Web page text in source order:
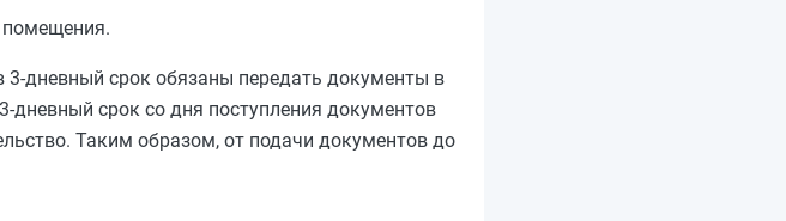
помещения.
дневный срок обязаны передать документы в
дневный срок со дня поступления документов
Таким образом, от подачи документов до